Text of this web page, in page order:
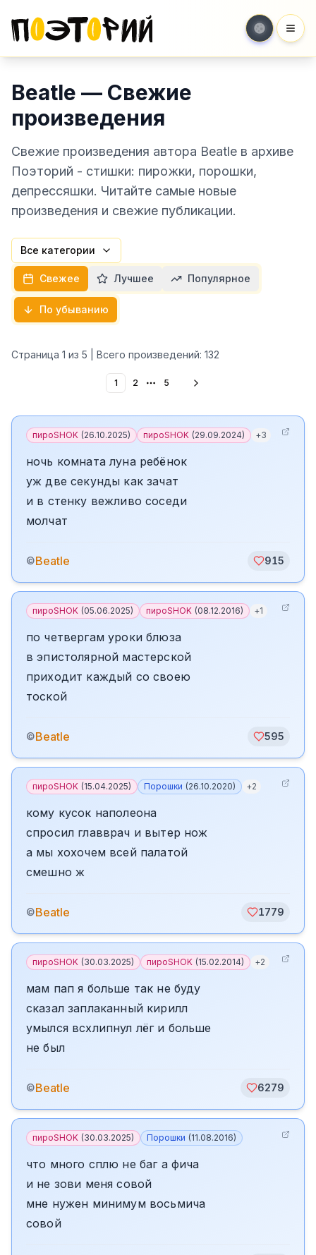
Beatle — Свежие
произведения
Свежие произведения автора Beatle в архиве
Поэторий - стишки: пирожки, порошки,
депрессяшки. Читайте самые новые
произведения и свежие публикации.
Все категории
Свежее Лучшее Популярное
По убыванию
Страница 1 из 5 | Всего произведений: 132
1 2 More pages
5
пироSHOK (26.10.2025) пироSHOK (29.09.2024) +3
ночь комната луна ребёнок
уж две секунды как зачат
и в стенку вежливо соседи
молчат
©Beatle 915
пироSHOK (05.06.2025) пироSHOK (08.12.2016) +1
по четвергам уроки блюза
в эпистолярной мастерской
приходит каждый со своею
тоской
©Beatle 595
пироSHOK (15.04.2025) Порошки (26.10.2020) +2
кому кусок наполеона
спросил главврач и вытер нож
а мы хохочем всей палатой
смешно ж
©Beatle 1779
пироSHOK (30.03.2025) пироSHOK (15.02.2014) +2
мам пап я больше так не буду
сказал заплаканный кирилл
умылся всхлипнул лёг и больше
не был
©Beatle 6279
пироSHOK (30.03.2025) Порошки (11.08.2016)
что много сплю не баг а фича
и не зови меня совой
мне нужен минимум восьмича
совой